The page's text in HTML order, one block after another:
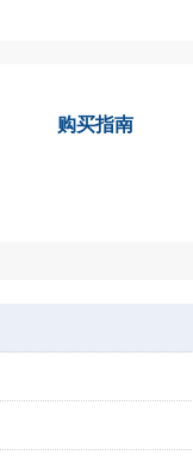
购买指南